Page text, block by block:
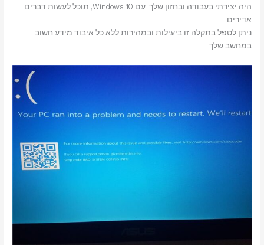
היה יצירתי בעבודה ובחזון שלך. עם Windows 10, תוכל לעשות דברים
אדירים.
ניתן לטפל בתקלה זו ביעילות ובמהירות ללא כל איבוד מידע חשוב
במחשב שלך